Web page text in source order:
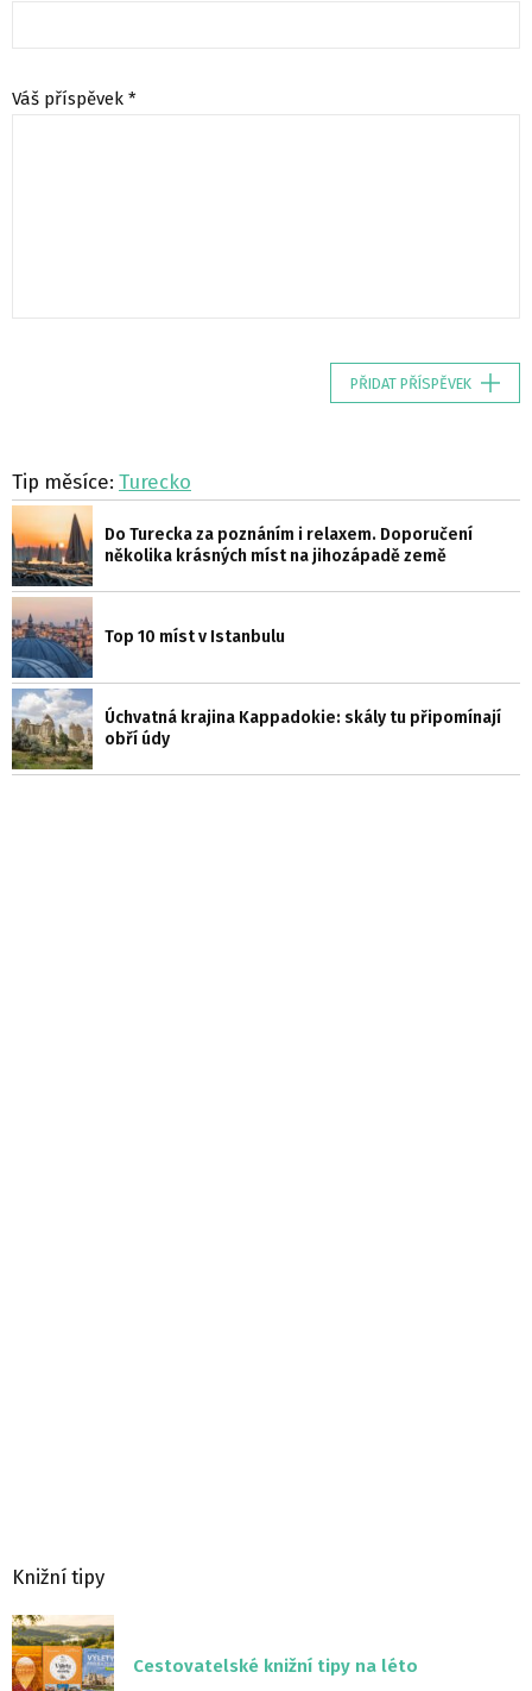
Váš příspěvek *
PŘIDAT PŘÍSPĚVEK
Tip měsíce: Turecko
Do Turecka za poznáním i relaxem. Doporučení
několika krásných míst na jihozápadě země
Top 10 míst v Istanbulu
Úchvatná krajina Kappadokie: skály tu připomínají
obří údy
Knižní tipy
Cestovatelské knižní tipy na léto